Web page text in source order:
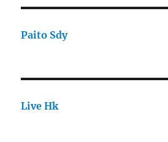
Paito Sdy
Live Hk